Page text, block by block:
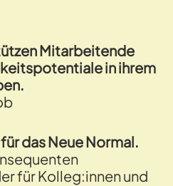
Mitarbeitende
in ihrem
das Neue Normal.
für Kolleg:innen und